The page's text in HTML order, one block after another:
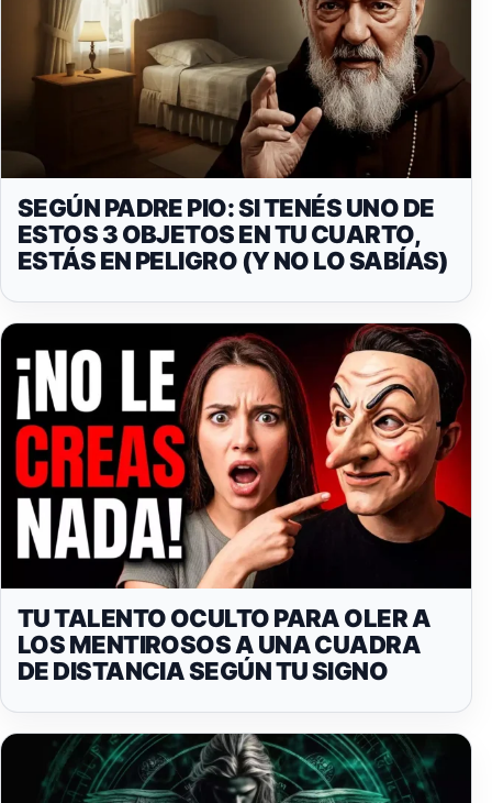
SEGÚN PADRE PIO: SI TENÉS UNO DE
ESTOS 3 OBJETOS EN TU CUARTO,
ESTÁS EN PELIGRO (Y NO LO SABÍAS)
TU TALENTO OCULTO PARA OLER A
LOS MENTIROSOS A UNA CUADRA
DE DISTANCIA SEGÚN TU SIGNO